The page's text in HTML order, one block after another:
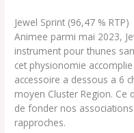
Jewel Sprint (96,47 % RTP)
Animee parmi mai 2023,
instrument pour thunes
cet physionomie
accessoire a dessous a 6
moyen Cluster Region.
de fonder nos
rapproches.